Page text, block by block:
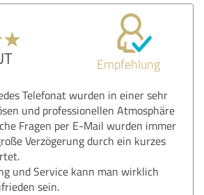
Empfehlung
Telefonat wurden in einer sehr
und professionellen Atmosphäre
Fragen per E-Mail wurden immer
Verzögerung durch ein kurzes
und Service kann man wirklich
sein.